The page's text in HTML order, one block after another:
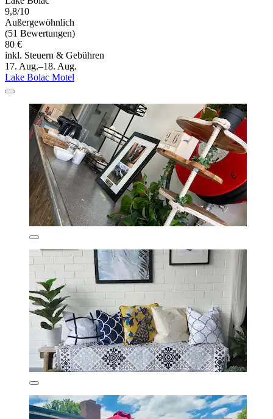
9,8/10
Außergewöhnlich
(51 Bewertungen)
80 €
inkl. Steuern & Gebühren
17. Aug.–18. Aug.
Lake Bolac Motel